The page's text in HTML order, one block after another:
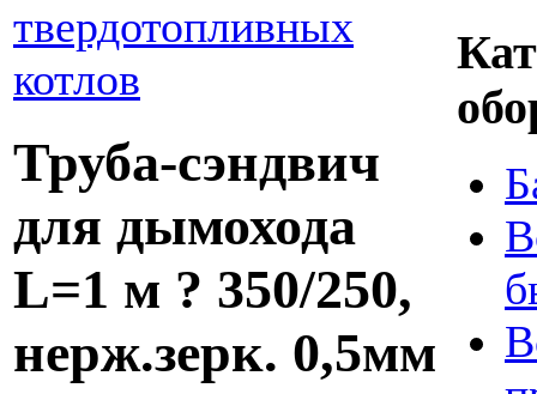
твердотопливных
котлов
Труба-сэндвич
для дымохода
L=1 м ? 350/250,
нерж.зерк. 0,5мм